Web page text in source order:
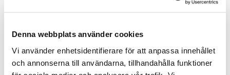
Denna webbplats använder cookies
Vi använder enhetsidentifierare för att anpassa innehållet
och annonserna till användarna, tillhandahålla funktioner
Biblioteca
de Belloch